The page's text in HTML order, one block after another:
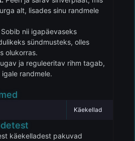
alt, lisades sinu randmele
Sobib nii igapäevaseks
sündmusteks, olles
olukorras.
ja reguleeritav rihm tagab,
randmele.
Käekellad
käekelladest pakuvad